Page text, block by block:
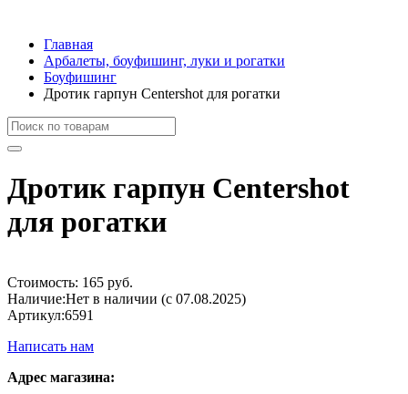
Главная
Арбалеты, боуфишинг, луки и рогатки
Боуфишинг
Дротик гарпун Centershot для рогатки
Дротик гарпун Centershot
для рогатки
Стоимость: 165 руб.
Наличие:Нет в наличии (с 07.08.2025)
Артикул:6591
Написать нам
Адрес магазина: